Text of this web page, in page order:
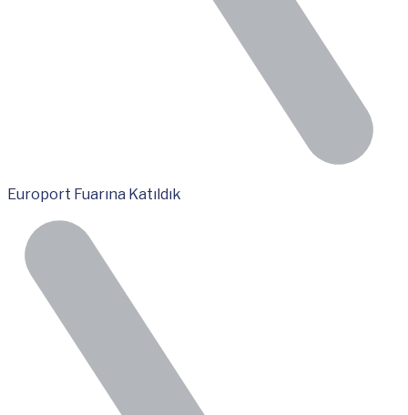
Europort Fuarına Katıldık